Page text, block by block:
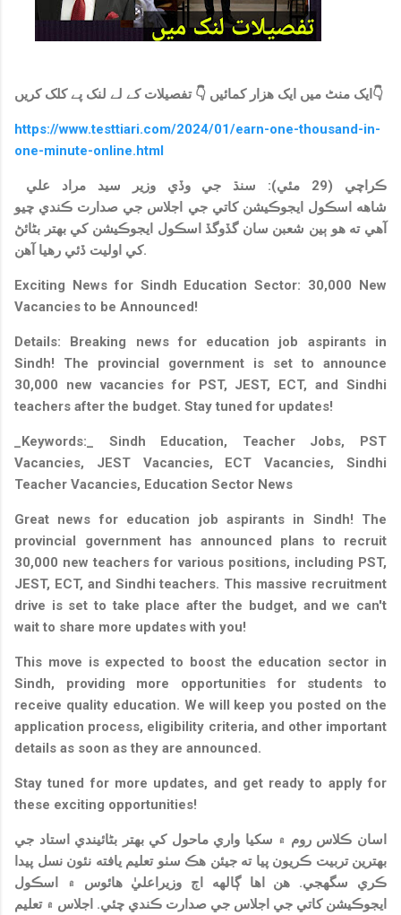
ایک منٹ میں ایک ھزار کمائیں 👇 تفصیلات کے لے لنک پے کلک کریں👇
https://www.testtiari.com/2024/01/earn-one-thousand-in-
one-minute-online.html
شاهه اسڪول ايجوڪيشن کاتي جي اجلاس جي صدارت ڪندي چيو
آهي ته هو ٻين شعبن سان گڏوگڏ اسڪول ايجوڪيشن کي بهتر بڻائڻ
کي اوليت ڏئي رهيا آهن.
Exciting News for Sindh Education Sector: 30,000 New
Vacancies to be Announced!
Details: Breaking news for education job aspirants in
Sindh! The provincial government is set to announce
30,000 new vacancies for PST, JEST, ECT, and Sindhi
teachers after the budget. Stay tuned for updates!
_Keywords:_ Sindh Education, Teacher Jobs, PST
Vacancies, JEST Vacancies, ECT Vacancies, Sindhi
Teacher Vacancies, Education Sector News
Great news for education job aspirants in Sindh! The
provincial government has announced plans to recruit
30,000 new teachers for various positions, including PST,
JEST, ECT, and Sindhi teachers. This massive recruitment
drive is set to take place after the budget, and we can't
wait to share more updates with you!
This move is expected to boost the education sector in
Sindh, providing more opportunities for students to
receive quality education. We will keep you posted on the
application process, eligibility criteria, and other important
details as soon as they are announced.
Stay tuned for more updates, and get ready to apply for
these exciting opportunities!
اسان ڪلاس روم ۾ سکيا واري ماحول کي بهتر بڻائيندي استاد جي
بهترين تربيت ڪريون پيا ته جيئن هڪ سٺو تعليم يافته نئون نسل پيدا
ڪري سگهجي. هن اها ڳالهه اڄ وزيراعليٰ هائوس ۾ اسڪول
ايجوڪيشن کاتي جي اجلاس جي صدارت ڪندي چئي. اجلاس ۾ تعليم